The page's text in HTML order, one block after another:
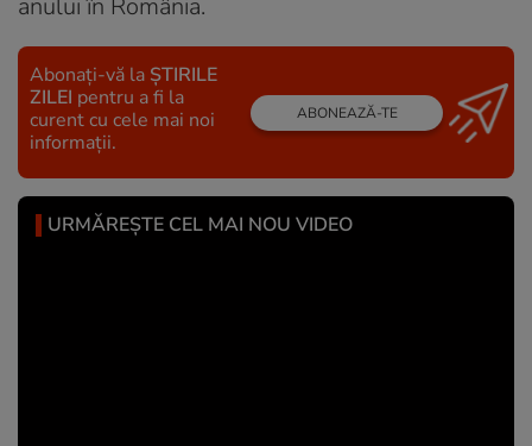
anului în România.
Abonați-vă la ȘTIRILE
ZILEI pentru a fi la
curent cu cele mai noi
informații.
ABONEAZĂ-TE
URMĂREȘTE CEL MAI NOU VIDEO